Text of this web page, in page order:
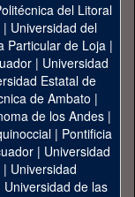
del Litoral
| Universidad del
Particular de Loja|
| Universidad
Estatal de
de Ambato |
de los Andes|
| Pontificia
| Universidad
| Universidad
Universidad de las